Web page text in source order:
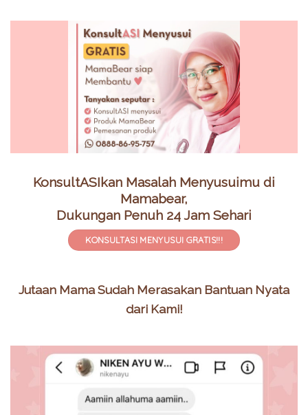
KonsultASIkan Masalah Menyusuimu di
Mamabear,
Dukungan Penuh 24 Jam Sehari
KONSULTASI MENYUSUI GRATIS!!!
Jutaan Mama Sudah Merasakan Bantuan Nyata
dari Kami!